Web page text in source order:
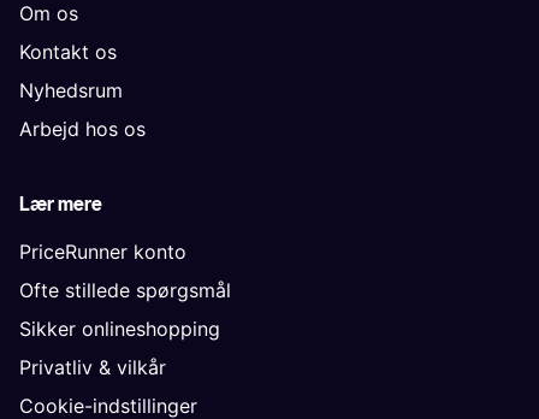
Om os
Kontakt os
Nyhedsrum
Arbejd hos os
Lær mere
PriceRunner konto
Ofte stillede spørgsmål
Sikker onlineshopping
Privatliv & vilkår
Cookie-indstillinger